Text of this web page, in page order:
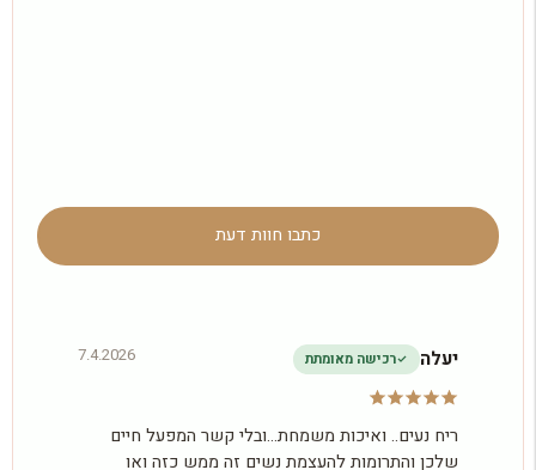
כתבו חוות דעת
יעלה רכישה מאומתת 7.4.2026
ריח נעים.. ואיכות משמחת...ובלי קשר המפעל חיים
שלכן והתרומות להעצמת נשים זה ממש כזה ואו